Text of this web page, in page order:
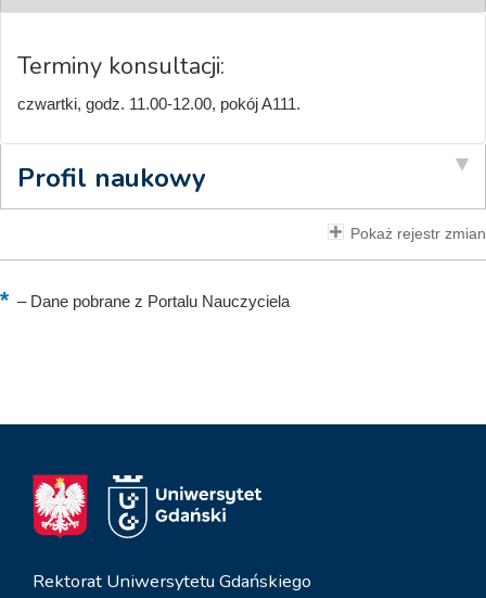
Terminy konsultacji:
czwartki, godz. 11.00-12.00, pokój A111.
Profil naukowy
Pokaż rejestr zmian
–Dane pobrane z Portalu Nauczyciela
Rektorat Uniwersytetu Gdańskiego